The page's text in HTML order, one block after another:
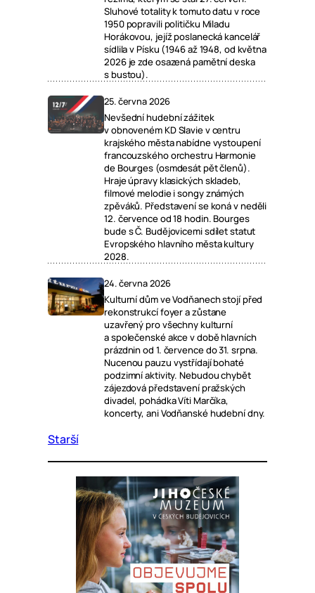
Sluhové totality k tomuto datu v roce
1950 popravili političku Miladu
Horákovou, jejíž poslanecká kancelář
sídlila v Písku (1946 až 1948, od května
2026 je zde osazená pamětní deska
s bustou).
25. června 2026
Nevšední hudební zážitek
v obnoveném KD Slavie v centru
krajského města nabídne vystoupení
francouzského orchestru Harmonie
de Bourges (osmdesát pět členů).
Hraje úpravy klasických skladeb,
filmové melodie i songy známých
zpěváků. Představení se koná v neděli
12. července od 18 hodin. Bourges
bude s Č. Budějovicemi sdílet statut
Evropského hlavního města kultury
2028.
24. června 2026
Kulturní dům ve Vodňanech stojí před
rekonstrukcí foyer a zůstane
uzavřený pro všechny kulturní
a společenské akce v době hlavních
prázdnin od 1. července do 31. srpna.
Nucenou pauzu vystřídají bohaté
podzimní aktivity. Nebudou chybět
zájezdová představení pražských
divadel, pohádka Víti Marčíka,
koncerty, ani Vodňanské hudební dny.
Starší